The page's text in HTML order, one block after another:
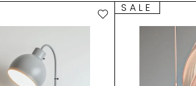
SALE